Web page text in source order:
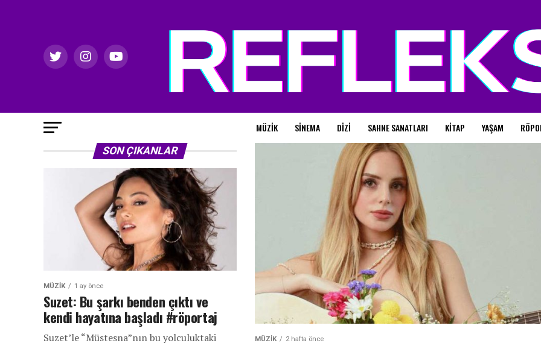
MÜZIK SINEMA DIZI SAHNE SANATLARI KITAP YAŞAM
MÜZIK 2 hafta önce
SON ÇIKANLAR
MÜZIK 1 ay önce
Suzet: Bu şarkı benden çıktı ve
kendi hayatına başladı #röportaj
Suzet’le “Müstesna”nın bu yolculuktaki